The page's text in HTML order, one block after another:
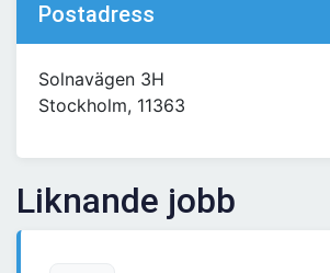
Postadress
Solnavägen 3H
Stockholm, 11363
Liknande jobb